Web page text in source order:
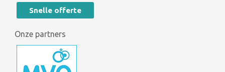
Snelle offerte
Onze partners